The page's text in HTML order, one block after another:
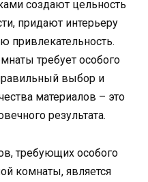
создают цельность
придают интерьеру
привлекательность.
требует особого
выбор и
материалов – это
результата.
требующих особого
комнаты, является